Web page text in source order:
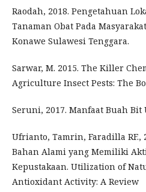
Raodah, 2018. Pengetahuan
Tanaman Obat Pada
Konawe Sulawesi Tenggara.
Sarwar, M. 2015. The Killer
Agriculture Insect Pests: The
Seruni, 2017. Manfaat Buah
Ufrianto, Tamrin, Faradilla RF.,
Bahan Alami yang Memiliki
Kepustakaan. Utilization of
Antioxidant Activity: A Review